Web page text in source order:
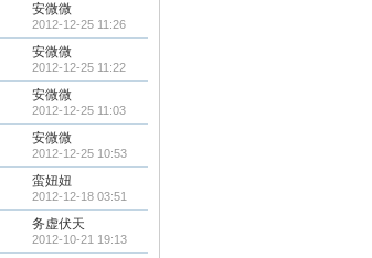
安微微
2012-12-25 11:26
安微微
2012-12-25 11:22
安微微
2012-12-25 11:03
安微微
2012-12-25 10:53
蛮妞妞
2012-12-18 03:51
务虚伏天
2012-10-21 19:13